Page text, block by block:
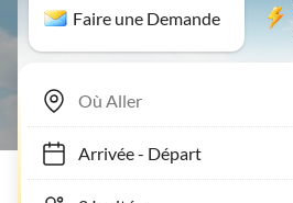
Faire une Demande
Arrivée- Départ